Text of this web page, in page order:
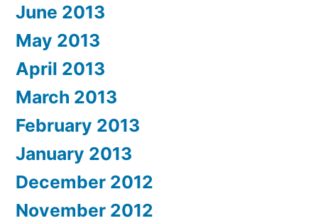
June 2013
May 2013
April 2013
March 2013
February 2013
January 2013
December 2012
November 2012